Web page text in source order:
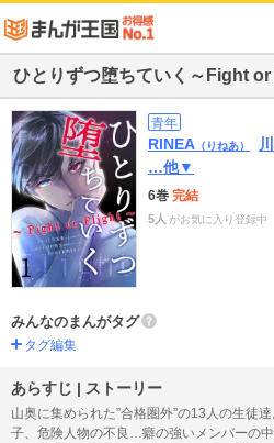
ひとりずつ堕ちていく～Fight
青年
RINEA （りねあ）
…他▼
6巻 完結
5人 がお気に入り登録中
みんなのまんがタグ
タグ編集
あらすじ | ストーリー
山奥に集められた”合格圏外”の13人の生徒
子、危険人物の不良…癖の強いメンバーの